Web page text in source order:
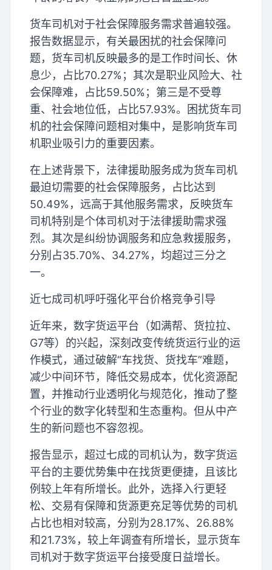
货车司机对于社会保障服务需求普遍较强。
报告数据显示，有关最困扰的社会保障问
题，货车司机反映最多的是工作时间长、休
息少，占比70.27%；其次是职业风险大、社
会保障难，占比59.50%；第三是不受尊
重、社会地位低，占比57.93%。困扰货车司
机的社会保障问题相对集中，是影响货车司
机职业吸引力的重要因素。
在上述背景下，法律援助服务成为货车司机
最迫切需要的社会保障服务，占比达到
50.49%，远高于其他服务需求，反映货车
司机特别是个体司机对于法律援助需求强
烈。其次是纠纷协调服务和应急救援服务，
分别占35.70%、34.27%，均超过三分之
一。
近七成司机呼吁强化平台价格竞争引导
近年来，数字货运平台（如满帮、货拉拉、
G7等）的兴起，深刻改变传统货运行业的运
作模式，通过破解“车找货、货找车”难题，
减少中间环节，降低交易成本，优化资源配
置，并推动行业透明化与规范化，推动了整
个行业的数字化转型和生态重构。但从中产
生的新问题也不容忽视。
报告显示，超过七成的司机认为，数字货运
平台的主要优势集中在找货更便捷，且该比
例较上年有所增长。此外，选择入行更轻
松、交易有保障和货源更充足等优势的司机
占比也相对较高，分别为28.17%、26.88%
和21.73%，较上年调查有所增长，显示货车
司机对于数字货运平台接受度日益增长。